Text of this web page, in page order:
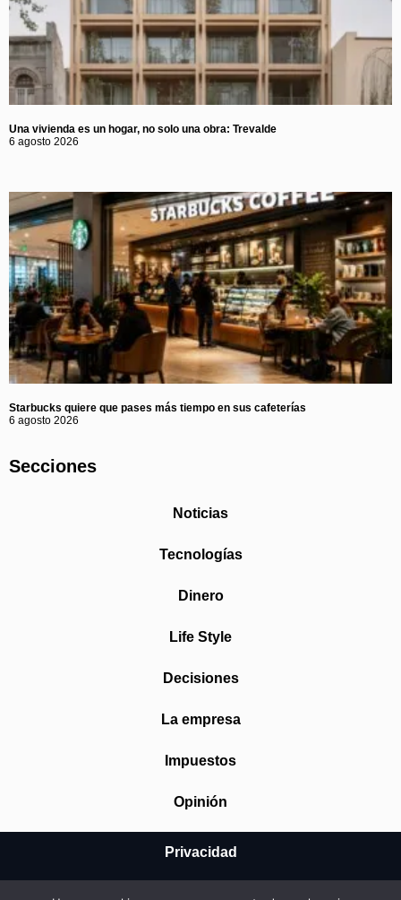
Una vivienda es un hogar, no solo una obra: Trevalde
6 agosto 2026
Starbucks quiere que pases más tiempo en sus cafeterías
6 agosto 2026
Secciones
Noticias
Tecnologías
Dinero
Life Style
Decisiones
La empresa
Impuestos
Opinión
Privacidad